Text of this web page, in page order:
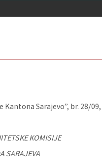
Sarajevo”, br. 28/
KOMISIJE
SARAJEVA